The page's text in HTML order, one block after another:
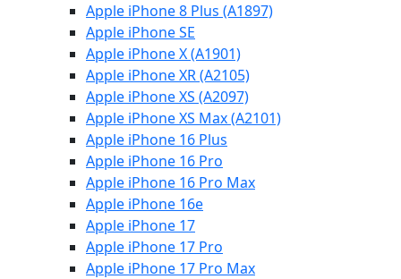
Apple iPhone 8 Plus (A1897)
Apple iPhone SE
Apple iPhone X (A1901)
Apple iPhone XR (A2105)
Apple iPhone XS (A2097)
Apple iPhone XS Max (A2101)
Apple iPhone 16 Plus
Apple iPhone 16 Pro
Apple iPhone 16 Pro Max
Apple iPhone 16e
Apple iPhone 17
Apple iPhone 17 Pro
Apple iPhone 17 Pro Max